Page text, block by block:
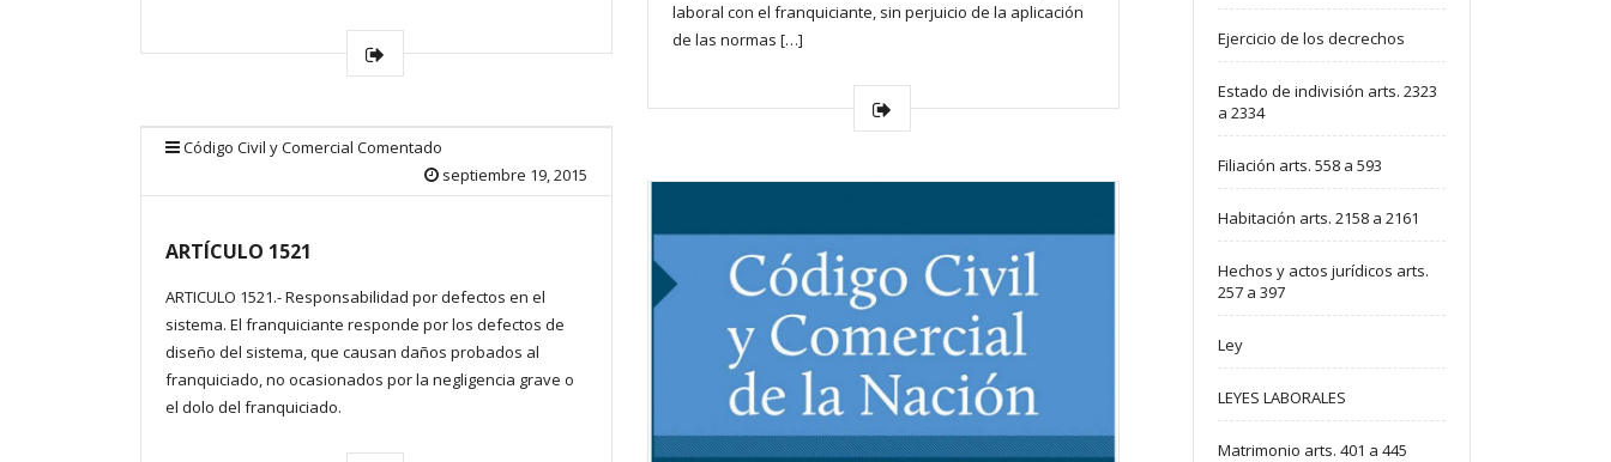
laboral con el franquiciante, sin perjuicio de la aplicación
de las normas […]
Código Civil y Comercial Comentado
septiembre 19, 2015
ARTÍCULO 1521
ARTICULO 1521.- Responsabilidad por defectos en el
sistema. El franquiciante responde por los defectos de
diseño del sistema, que causan daños probados al
franquiciado, no ocasionados por la negligencia grave o
el dolo del franquiciado.
Ejercicio de los decrechos
Estado de indivisión arts. 2323
a 2334
Filiación arts. 558 a 593
Habitación arts. 2158 a 2161
Hechos y actos jurídicos arts.
257 a 397
Ley
LEYES LABORALES
Matrimonio arts. 401 a 445